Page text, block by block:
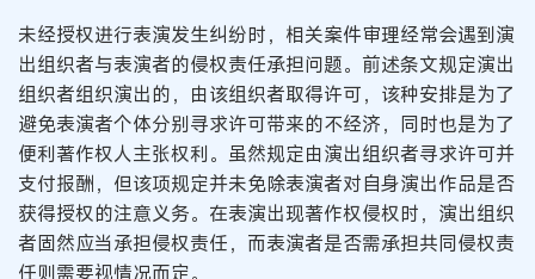
未经授权进行表演发生纠纷时，相关案件审理经常会遇到演
出组织者与表演者的侵权责任承担问题。前述条文规定演出
组织者组织演出的，由该组织者取得许可，该种安排是为了
避免表演者个体分别寻求许可带来的不经济，同时也是为了
便利著作权人主张权利。虽然规定由演出组织者寻求许可并
支付报酬，但该项规定并未免除表演者对自身演出作品是否
获得授权的注意义务。在表演出现著作权侵权时，演出组织
者固然应当承担侵权责任，而表演者是否需承担共同侵权责
任则需要视情况而定。